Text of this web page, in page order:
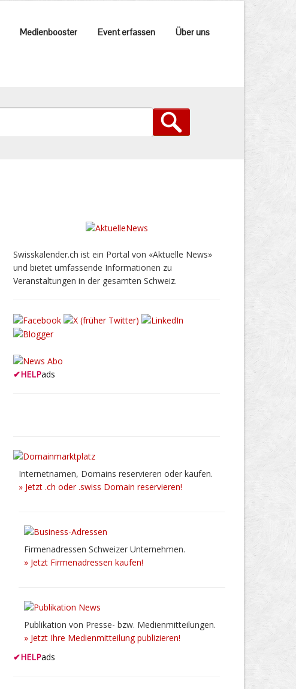
Medienbooster Event erfassen Über uns
Swisskalender.ch ist ein Portal von «Aktuelle News»
und bietet umfassende Informationen zu
Veranstaltungen in der gesamten Schweiz.
✔HELPads
Internetnamen, Domains reservieren oder kaufen.
» Jetzt .ch oder .swiss Domain reservieren!
Firmenadressen Schweizer Unternehmen.
» Jetzt Firmenadressen kaufen!
Publikation von Presse- bzw. Medienmitteilungen.
» Jetzt Ihre Medienmitteilung publizieren!
✔HELPads